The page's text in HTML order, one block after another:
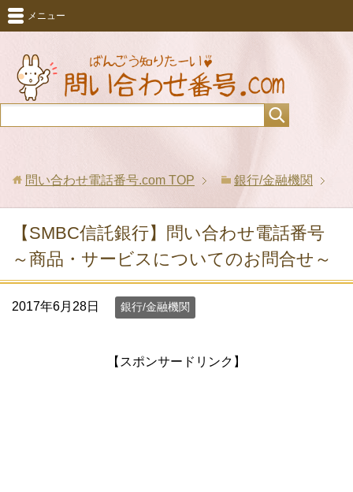
メニュー
問い合わせ電話番号.com TOP 銀行/金融機関
【SMBC信託銀行】問い合わせ電話番号
～商品・サービスについてのお問合せ～
2017年6月28日 銀行/金融機関
【スポンサードリンク】